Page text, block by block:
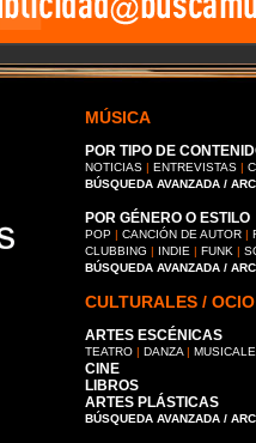
MÚSICA
POR TIPO DE
NOTICIAS | ENTREVISTAS |
BÚSQUEDA AVANZADA /
POR GÉNERO O ESTILO
POP | CANCIÓN DE AUTOR |
CLUBBING | INDIE | FUNK |
BÚSQUEDA AVANZADA /
CULTURALES / OCIO
ARTES ESCÉNICAS
TEATRO | DANZA |
CINE
LIBROS
ARTES PLÁSTICAS
BÚSQUEDA AVANZADA /